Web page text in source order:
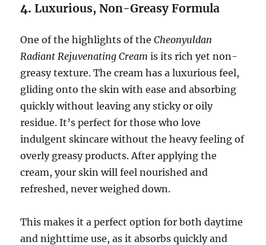
4.Luxurious, Non-Greasy Formula
One of the highlights of theCheonyuldan
Radiant Rejuvenating Cream is its rich yet non-
greasy texture. The cream has a luxurious feel,
gliding onto the skin with ease and absorbing
quickly without leaving any sticky or oily
residue. It’s perfect for those who love
indulgent skincare without the heavy feeling of
overly greasy products. After applying the
cream, your skin will feel nourished and
refreshed, never weighed down.
This makes it a perfect option for both daytime
and nighttime use, as it absorbs quickly and